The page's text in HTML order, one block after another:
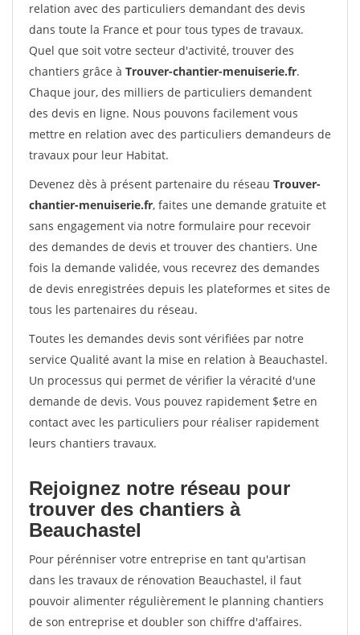
relation avec des particuliers demandant des devis
dans toute la France et pour tous types de travaux.
Quel que soit votre secteur d'activité, trouver des
chantiers grâce à Trouver-chantier-menuiserie.fr.
Chaque jour, des milliers de particuliers demandent
des devis en ligne. Nous pouvons facilement vous
mettre en relation avec des particuliers demandeurs de
travaux pour leur Habitat.
Devenez dès à présent partenaire du réseau Trouver-
chantier-menuiserie.fr, faites une demande gratuite et
sans engagement via notre formulaire pour recevoir
des demandes de devis et trouver des chantiers. Une
fois la demande validée, vous recevrez des demandes
de devis enregistrées depuis les plateformes et sites de
tous les partenaires du réseau.
Toutes les demandes devis sont vérifiées par notre
service Qualité avant la mise en relation à Beauchastel.
Un processus qui permet de vérifier la véracité d'une
demande de devis. Vous pouvez rapidement $etre en
contact avec les particuliers pour réaliser rapidement
leurs chantiers travaux.
Rejoignez notre réseau pour
trouver des chantiers à
Beauchastel
Pour pérénniser votre entreprise en tant qu'artisan
dans les travaux de rénovation Beauchastel, il faut
pouvoir alimenter régulièrement le planning chantiers
de son entreprise et doubler son chiffre d'affaires.